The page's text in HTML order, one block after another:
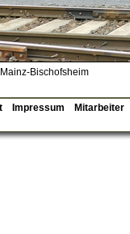
Bischofsheim
Impressum Mitarbeiter